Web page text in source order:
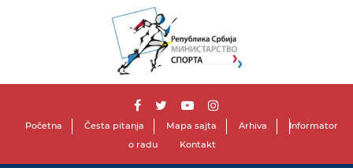
Početna Česta pitanja Mapa sajta Arhiva
Informator
o radu
Kontakt